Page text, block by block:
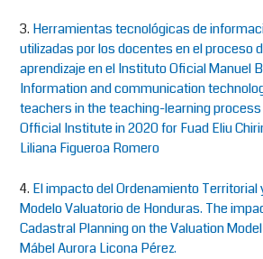
3. Herramientas tecnológicas de
utilizadas por los docentes en el proceso
aprendizaje en el Instituto Oficial Manuel
Information and communication
teachers in the teaching-learning
Official Institute in 2020 for Fuad Eliu
Liliana Figueroa Romero
4. El impacto del Ordenamiento Territorial
Modelo Valuatorio de Honduras. The
Cadastral Planning on the Valuation
Mábel Aurora Licona Pérez.